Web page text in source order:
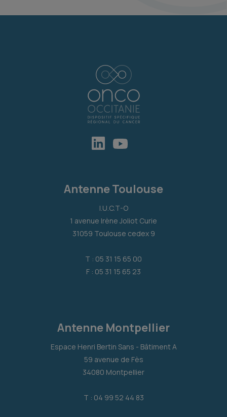
Antenne Toulouse
I.U.C.T-O
1 avenue Irène Joliot Curie
31059 Toulouse cedex 9
T : 05 31 15 65 00
F : 05 31 15 65 23
Antenne Montpellier
Espace Henri Bertin Sans - Bâtiment A
59 avenue de Fès
34080 Montpellier
T : 04 99 52 44 83